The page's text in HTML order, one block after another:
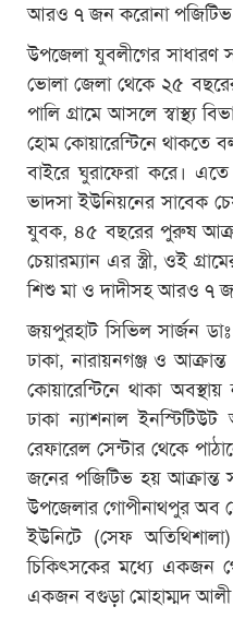
আরও ৭ জন করোনা পজিটিভ
উপজেলা যুবলীগের সাধারণ
ভোলা জেলা থেকে ২৫
পালি গ্রামে আসলে স্বাস্থ্য
হোম কোয়ারেন্টিনে থাকতে
বাইরে ঘুরাফেরা করে।
ভাদসা ইউনিয়নের সাবেক
যুবক, ৪৫ বছরের পুরুষ
চেয়ারম্যান এর স্ত্রী, ওই
শিশু মা ও দাদীসহ আরও ৭
জয়পুরহাট সিভিল সার্জন
ঢাকা, নারায়নগঞ্জ ও
কোয়ারেন্টিনে থাকা
ঢাকা ন্যাশনাল
রেফারেল সেন্টার থেকে
জনের পজিটিভ হয়
উপজেলার গোপীনাথপুর
ইউনিটে (সেফ
চিকিৎসকের মধ্যে একজন
একজন বগুড়া মোহাম্মদ আলী